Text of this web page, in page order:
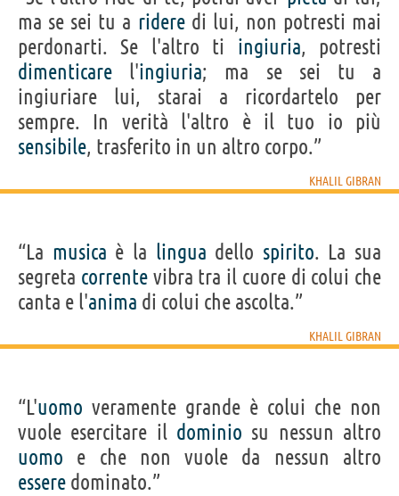
ma se sei tu a rideredi lui, non potresti mai
perdonarti. Se l'altro ti ingiuria, potresti
dimenticare l'ingiuria; ma se sei tu a
ingiuriare lui, starai a ricordartelo per
sempre. In verità l'altro è il tuo io più
sensibile, trasferito in un altro corpo.”
KHALIL GIBRAN
“La musica è la lingua dello spirito. La sua
segreta correntevibra tra il cuore di colui che
canta e l'anima di colui che ascolta.”
KHALIL GIBRAN
“L'uomo veramente grande è colui che non
vuole esercitare il dominio su nessun altro
uomo e che non vuole da nessun altro
essere dominato.”